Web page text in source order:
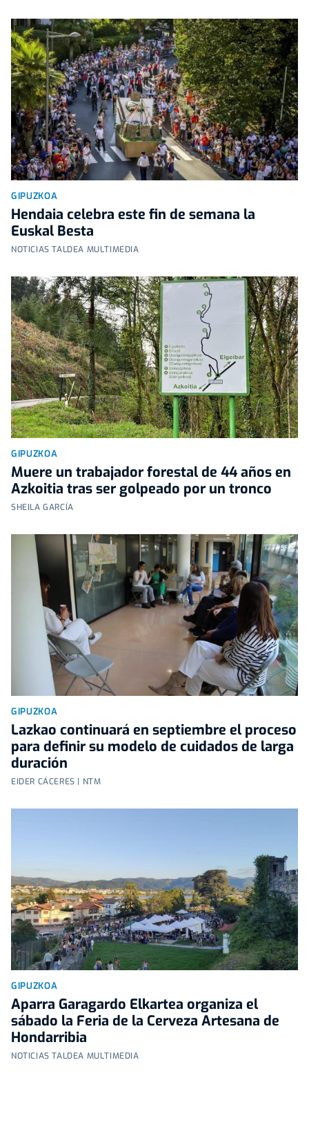
GIPUZKOA
Hendaia celebra este fin de semana la
Euskal Besta
NOTICIAS TALDEA MULTIMEDIA
GIPUZKOA
Muere un trabajador forestal de 44 años en
Azkoitia tras ser golpeado por un tronco
SHEILA GARCÍA
GIPUZKOA
Lazkao continuará en septiembre el proceso
para definir su modelo de cuidados de larga
duración
EIDER CÁCERES | NTM
GIPUZKOA
Aparra Garagardo Elkartea organiza el
sábado la Feria de la Cerveza Artesana de
Hondarribia
NOTICIAS TALDEA MULTIMEDIA